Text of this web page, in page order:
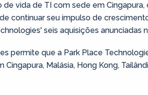
vida de TI com sede em
continuar seu impulso de
seis aquisições anunciadas
permite que a Park Place
Malásia, Hong Kong,